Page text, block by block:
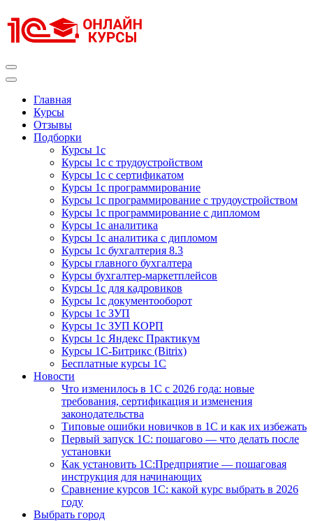
к
содержимому
Главная
Курсы
Отзывы
Подборки
Курсы 1с
Курсы 1с с трудоустройством
Курсы 1с с сертификатом
Курсы 1с программирование
Курсы 1с программирование с трудоустройством
Курсы 1с программирование с дипломом
Курсы 1с аналитика
Курсы 1с аналитика с дипломом
Курсы 1с бухгалтерия 8.3
Курсы главного бухгалтера
Курсы бухгалтер-маркетплейсов
Курсы 1с для кадровиков
Курсы 1с документооборот
Курсы 1с ЗУП
Курсы 1с ЗУП КОРП
Курсы 1с Яндекс Практикум
Курсы 1С-Битрикс (Bitrix)
Бесплатные курсы 1С
Новости
Что изменилось в 1С с 2026 года: новые
требования, сертификация и изменения
законодательства
Типовые ошибки новичков в 1С и как их избежать
Первый запуск 1С: пошагово — что делать после
установки
Как установить 1С:Предприятие — пошаговая
инструкция для начинающих
Сравнение курсов 1С: какой курс выбрать в 2026
году
Выбрать город